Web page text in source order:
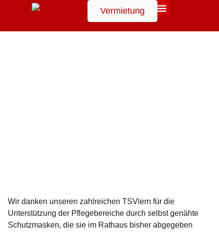
Suchen
Vermietung
Wir danken unseren zahlreichen TSVlern für die
Unterstützung der Pflegebereiche durch selbst genähte
Schutzmasken, die sie im Rathaus bisher abgegeben